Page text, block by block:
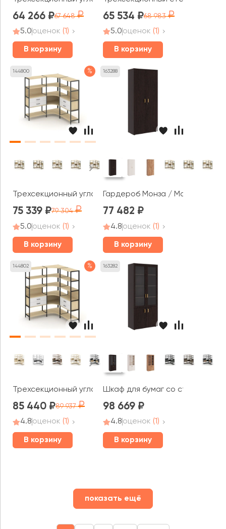
64 266 67 648
5.0оценок (1)
В корзину
65 534 68 983
5.0оценок (1)
В корзину
144800 %
Трехсекционный угловой стеллаж четырехярусный с
75 339 79 304
5.0оценок (1)
В корзину
163288
Гардероб Монза / Monza
77 482
4.8оценок (1)
В корзину
144802 %
Трехсекционный угловой стеллаж пятиярусный с
85 440 89 937
4.8оценок (1)
В корзину
163282
Шкаф для бумаг со стеклом
98 669
4.8оценок (1)
В корзину
показать ещё